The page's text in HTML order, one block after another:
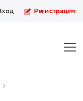
Регистрация